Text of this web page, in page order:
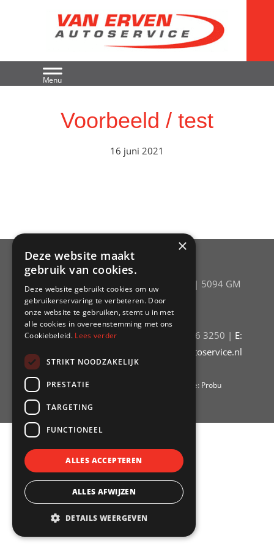
inhoud
Van Erven
Autoservice
Voorbeeld / test
16 juni 2021
Van Erven Autoservice | Richelpad 20 | 5094 GM
Lage Mierde
T: 06 3026 3250 | E:
info@vanervenautoservice.nl
© 2026Van Erven Autoservice | Realisatie: Probu
Privacyverklaring
&
AV
koppeling
×
Deze website maakt
gebruik van cookies.
Deze website gebruikt cookies om uw
gebruikerservaring te verbeteren. Door
onze website te gebruiken, stemt u in met
alle cookies in overeenstemming met ons
Cookiebeleid. Lees verder
STRIKT NOODZAKELIJK
PRESTATIE
TARGETING
FUNCTIONEEL
ALLES ACCEPTEREN
ALLES AFWIJZEN
DETAILS WEERGEVEN